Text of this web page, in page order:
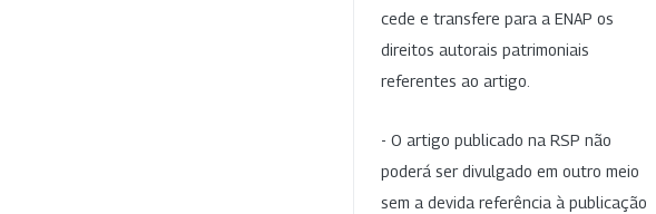
cede e transfere para a ENAP os
direitos autorais patrimoniais
referentes ao artigo.
- O artigo publicado na RSP não
poderá ser divulgado em outro meio
sem a devida referência à publicação